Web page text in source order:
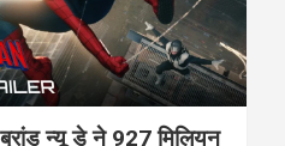
न्यू डे ने 927 मिलियन